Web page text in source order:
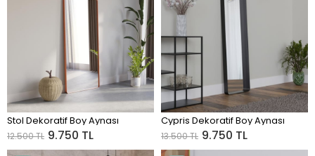
ADD TO CART
Stol Dekoratif Boy Aynası
9.750 TL
12.500 TL
ADD TO CART
%28Sale
Cypris Dekoratif Boy Aynası
9.750 TL
13.500 TL